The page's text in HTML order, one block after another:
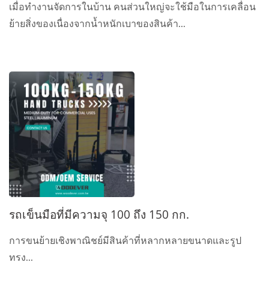
เมื่อทำงานจัดการในบ้าน คนส่วนใหญ่จะใช้มือในการเคลื่อน
ย้ายสิ่งของเนื่องจากน้ำหนักเบาของสินค้า...
รถเข็นมือที่มีความจุ 100 ถึง 150 กก.
การขนย้ายเชิงพาณิชย์มีสินค้าที่หลากหลายขนาดและรูป
ทรง...